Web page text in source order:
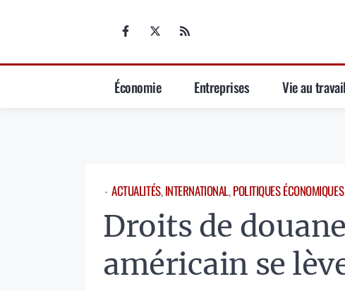
Économie Entreprises Vie au travail
⋅ ACTUALITÉS, INTERNATIONAL, POLITIQUES ÉCONOMIQUES
Droits de
américain se